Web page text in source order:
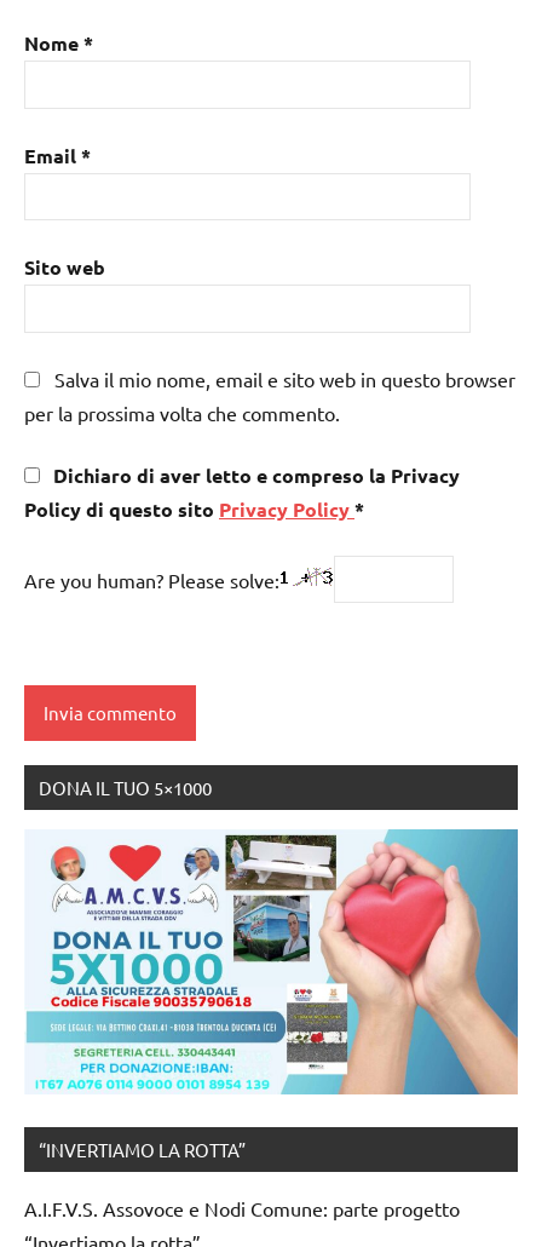
Nome*
Email*
Sito web
Salva il mio nome, email e sito web in questo browser
per la prossima volta che commento.
Dichiaro di aver letto e compreso la Privacy
Policy di questo sito Privacy Policy*
Are you human? Please solve:
DONA IL TUO 5×1000
“INVERTIAMO LA ROTTA”
A.I.F.V.S. Assovoce e Nodi Comune: parte progetto